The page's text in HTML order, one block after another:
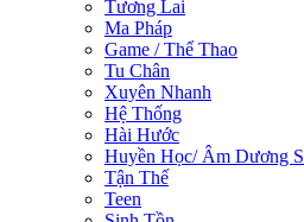
Tương Lai
Ma Pháp
Game / Thể Thao
Tu Chân
Xuyên Nhanh
Hệ Thống
Hài Hước
Huyền Học/ Âm Dương
Tận Thế
Teen